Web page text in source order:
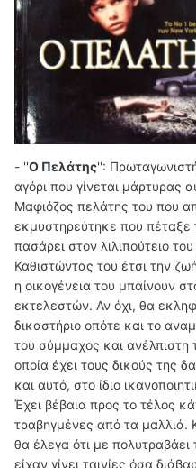
- ''Ο Πελάτης'':
αγόρι που γίνεται μάρτυρας
Μαφιόζος πελάτης του που
εκμυστηρεύτηκε που
πασάρει στον λιλιπούτειο
Καθιστώντας του έτσι την
η οικογένεια του μπαίνουν
εκτελεστών. Αν όχι, θα
δικαστήριο οπότε και το
του σύμμαχος και ανέλπιστη
οποία έχει τους δικούς της
και αυτό, στο ίδιο
Έχει βέβαια προς το τέλος
τραβηγμένες από τα μαλλιά.
θα έλεγα ότι με πολυτραβάει
είχαν γίνει ταινίες όσα